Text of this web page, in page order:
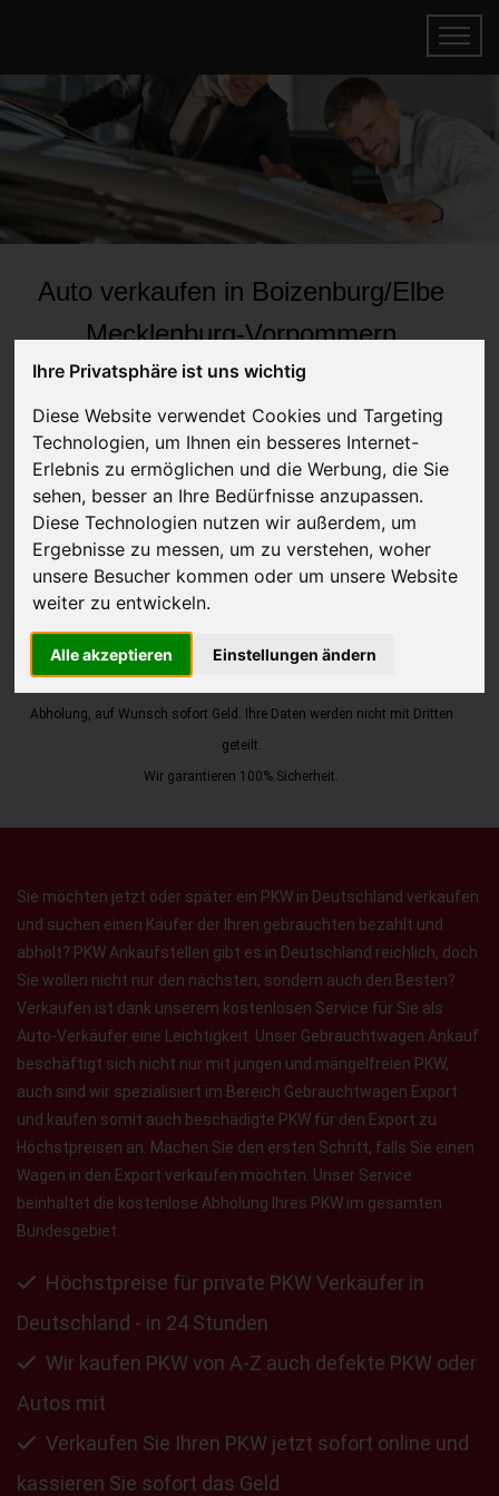
Ihre Privatsphäre ist uns wichtig
Diese Website verwendet Cookies und Targeting
Technologien, um Ihnen ein besseres Internet-
Erlebnis zu ermöglichen und die Werbung, die Sie
sehen, besser an Ihre Bedürfnisse anzupassen.
Diese Technologien nutzen wir außerdem, um
Ergebnisse zu messen, um zu verstehen, woher
unsere Besucher kommen oder um unsere Website
weiter zu entwickeln.
Alle akzeptieren Einstellungen ändern
Auto verkaufen in Boizenburg/Elbe
Mecklenburg-Vorpommern
(Deutschland)
Online Auto verkaufen & gratis abholen
lassen
Auf Wunsch sofort Geld für Ihr Auto erhalten
JETZT KOSTENLOSE BEWERTUNG
Kostenloses Angebotfür den Ankauf Ihres Autos inklusive der
Abholung, auf Wunsch sofort Geld. Ihre Daten werden nicht mit Dritten
geteilt.
Wir garantieren 100% Sicherheit.
Sie möchten jetzt oder später ein PKW in Deutschland verkaufen
und suchen einen Käufer der Ihren gebrauchten bezahlt und
abholt? PKW Ankaufstellen gibt es in Deutschland reichlich, doch
Sie wollen nicht nur den nächsten, sondern auch den Besten?
Verkaufen ist dank unserem kostenlosen Service für Sie als
Auto-Verkäufer eine Leichtigkeit. Unser Gebrauchtwagen Ankauf
beschäftigt sich nicht nur mit jungen und mängelfreien PKW,
auch sind wir spezialisiert im Bereich Gebrauchtwagen Export
und kaufen somit auch beschädigte PKW für den Export zu
Höchstpreisen an. Machen Sie den ersten Schritt, falls Sie einen
Wagen in den Export verkaufen möchten. Unser Service
beinhaltet die kostenlose Abholung Ihres PKW im gesamten
Bundesgebiet.
Höchstpreise für private PKW Verkäufer in
Deutschland - in 24 Stunden
Wir kaufen PKW von A-Z auch defekte PKW oder
Autos mit
Verkaufen Sie Ihren PKW jetzt sofort online und
kassieren Sie sofort das Geld